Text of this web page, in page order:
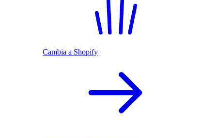
Cambia a Shopify